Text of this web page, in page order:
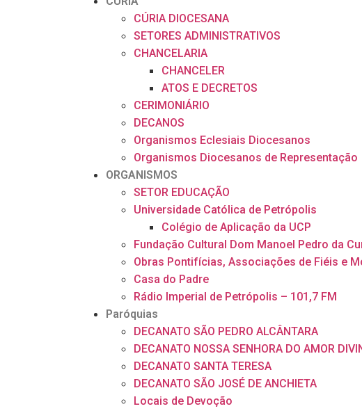
CÚRIA DIOCESANA
SETORES ADMINISTRATIVOS
CHANCELARIA
CHANCELER
ATOS E DECRETOS
CERIMONIÁRIO
DECANOS
Organismos Eclesiais Diocesanos
Organismos Diocesanos de Representação
ORGANISMOS
SETOR EDUCAÇÃO
Universidade Católica de Petrópolis
Colégio de Aplicação da UCP
Fundação Cultural Dom Manoel Pedro da
Obras Pontifícias, Associações de Fiéis e
Casa do Padre
Rádio Imperial de Petrópolis – 101,7 FM
Paróquias
DECANATO SÃO PEDRO ALCÂNTARA
DECANATO NOSSA SENHORA DO AMOR
DECANATO SANTA TERESA
DECANATO SÃO JOSÉ DE ANCHIETA
Locais de Devoção